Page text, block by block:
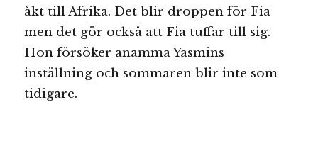
åkt till Afrika. Det blir droppen för Fia
men det gör också att Fia tuffar till sig.
Hon försöker anamma Yasmins
inställning och sommaren blir inte som
tidigare.